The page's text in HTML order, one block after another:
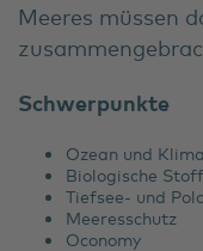
Meeres müssen
Schwerpunkte
Ozean und Klima
Biologische
Tiefsee- und
Meeresschutz
Oconomy